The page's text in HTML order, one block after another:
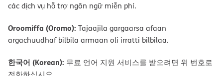
các dịch vụ hỗ trợ ngôn ngữ miễn phí.
Oroomiffa (Oromo): Tajaajila gargaarsa afaan
argachuudhaf bilbila armaan oli irratti bilbilaa.
한국어 (Korean): 무료 언어 지원 서비스를 받으려면 위 번호로